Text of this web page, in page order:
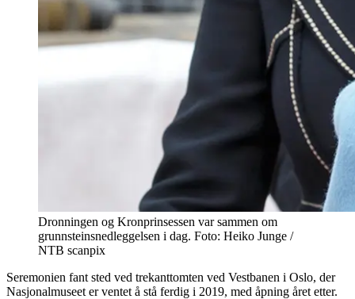
Dronningen og Kronprinsessen var sammen om
grunnsteinsnedleggelsen i dag. Foto: Heiko Junge /
NTB scanpix
Seremonien fant sted ved trekanttomten ved Vestbanen i Oslo, der
Nasjonalmuseet er ventet å stå ferdig i 2019, med åpning året etter.